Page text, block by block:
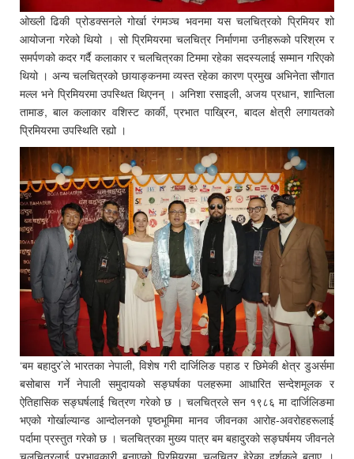
ओख्ली ढिकी प्रोडक्सनले गोर्खा रंगमञ्च भवनमा यस चलचित्रको प्रिमियर शो
आयोजना गरेको थियो । सो प्रिमियरमा चलचित्र निर्माणमा उनीहरूको परिश्रम र
समर्पणको कदर गर्दै कलाकार र चलचित्रका टिममा रहेका सदस्यलाई सम्मान गरिएको
थियो । अन्य चलचित्रको छायाङ्कनमा व्यस्त रहेका कारण प्रमुख अभिनेता सौगात
मल्ल भने प्रिमियरमा उपस्थित थिएनन् । अनिशा रसाइली, अजय प्रधान, शान्तिला
तामाङ, बाल कलाकार वशिस्ट कार्की, प्रभात पाख्रिन, बादल क्षेत्री लगायतको
प्रिमियरमा उपस्थिति रह्यो ।
‘बम बहादुर’ले भारतका नेपाली, विशेष गरी दार्जिलिङ पहाड र छिमेकी क्षेत्र डुअर्समा
बसोबास गर्ने नेपाली समुदायको सङ्घर्षका पलहरूमा आधारित सन्देशमूलक र
ऐतिहासिक सङ्घर्षलाई चित्रण गरेको छ । चलचित्रले सन १९८६ मा दार्जिलिङमा
भएको गोर्खाल्यान्ड आन्दोलनको पृष्ठभूमिमा मानव जीवनका आरोह-अवरोहहरूलाई
पर्दामा प्रस्तुत गरेको छ । चलचित्रका मुख्य पात्र बम बहादुरको सङ्घर्षमय जीवनले